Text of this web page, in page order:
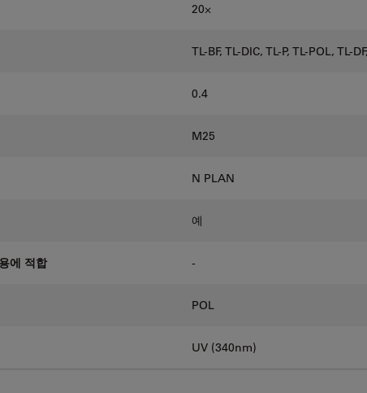
20⨉
TL-BF, TL-DIC, TL-P, TL-POL, TL-
0.4
M25
N PLAN
예
에 적합 -
POL
UV (340nm)